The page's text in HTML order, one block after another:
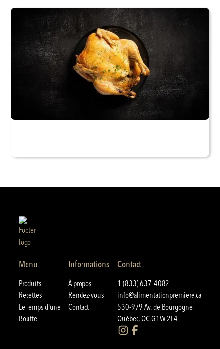
Menu
Produits
Recettes
Le Temps d'une
Bouffe
Informations
À propos
Rendez-vous
Contact
Contact
1 (833) 637-4082
info@alimentationpremiere.ca
530-979 Av. de Bourgogne,
Québec, QC G1W 2L4